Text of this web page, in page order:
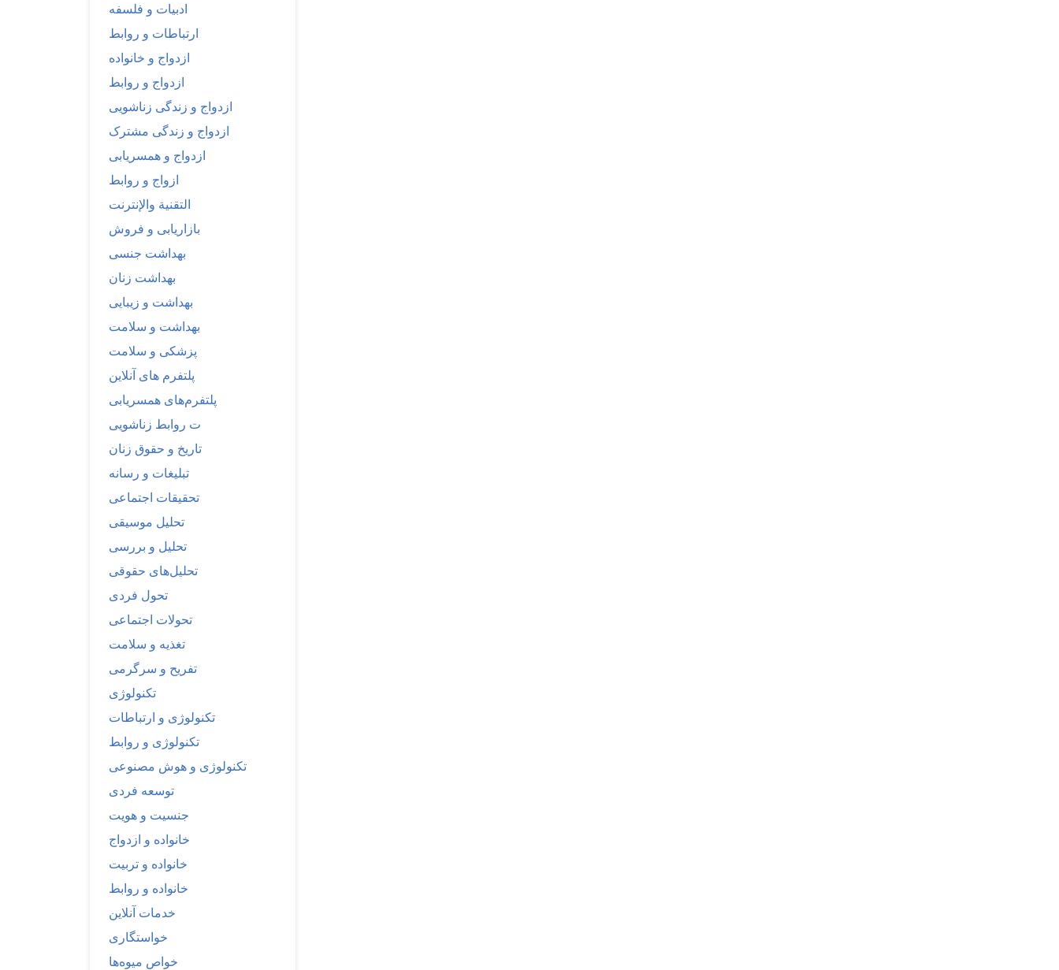
ادبیات و فلسفه
ارتباطات و روابط
ازدواج و خانواده
ازدواج و روابط
ازدواج و زندگی زناشویی
ازدواج و زندگی مشترک
ازدواج و همسریابی
ازواج و روابط
التقنية والإنترنت
بازاریابی و فروش
بهداشت جنسی
بهداشت زنان
بهداشت و زیبایی
بهداشت و سلامت
پزشکی و سلامت
پلتفرم های آنلاین
پلتفرم‌های همسریابی
ت روابط زناشویی
تاریخ و حقوق زنان
تبلیغات و رسانه
تحقیقات اجتماعی
تحلیل موسیقی
تحلیل و بررسی
تحلیل‌های حقوقی
تحول فردی
تحولات اجتماعی
تغذیه و سلامت
تفریح و سرگرمی
تکنولوژی
تکنولوژی و ارتباطات
تکنولوژی و روابط
تکنولوژی و هوش مصنوعی
توسعه فردی
جنسیت و هویت
خانواده و ازدواج
خانواده و تربیت
خانواده و روابط
خدمات آنلاین
خواستگاری
خواص میوه‌ها